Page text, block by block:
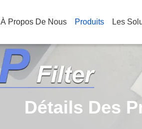
À Propos De Nous Produits Les
Détails Des